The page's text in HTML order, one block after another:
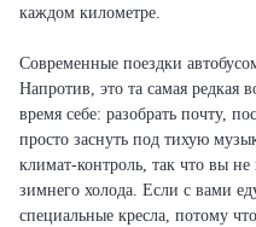
каждом километре.
Современные поездки
Напротив, это та самая редкая
время себе: разобрать почту,
просто заснуть под тихую
климат-контроль, так что вы
зимнего холода. Если с вами
специальные кресла, потому